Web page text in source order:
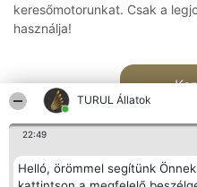
TURUL Állatok
22:49
Helló, örömmel segítünk
keresőmotorunkat. Csak a
használja!